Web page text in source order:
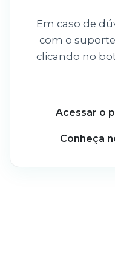
Em caso de
com o
clicando no
Acessar o
Conheça